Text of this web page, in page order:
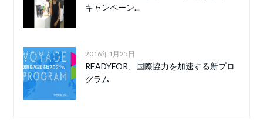
キャンペーン...
2016年1月25日
READYFOR、国際協力を加速する新プロ
グラム